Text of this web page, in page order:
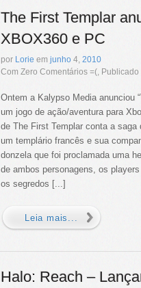
The First Templar
XBOX360 e PC
por Lorie em junho 4, 2010
Com Zero Comentários =(,
Ontem a Kalypso Media anunciou
um jogo de ação/aventura para
de The First Templar conta a saga
um templário francês e sua
donzela que foi proclamada uma
de ambos personagens, os
os segredos [...]
Leia mais...
Halo: Reach –